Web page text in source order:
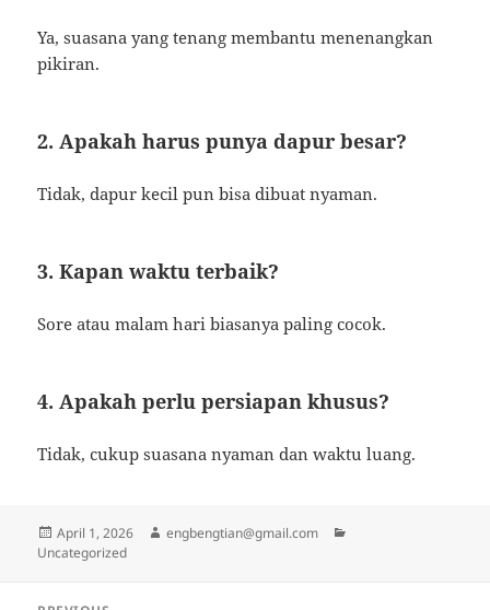
Ya, suasana yang tenang membantu menenangkan
pikiran.
2. Apakah harus punya dapur besar?
Tidak, dapur kecil pun bisa dibuat nyaman.
3. Kapan waktu terbaik?
Sore atau malam hari biasanya paling cocok.
4. Apakah perlu persiapan khusus?
Tidak, cukup suasana nyaman dan waktu luang.
Posted
on
April 1, 2026 Author
engbengtian@gmail.com
Uncategorized